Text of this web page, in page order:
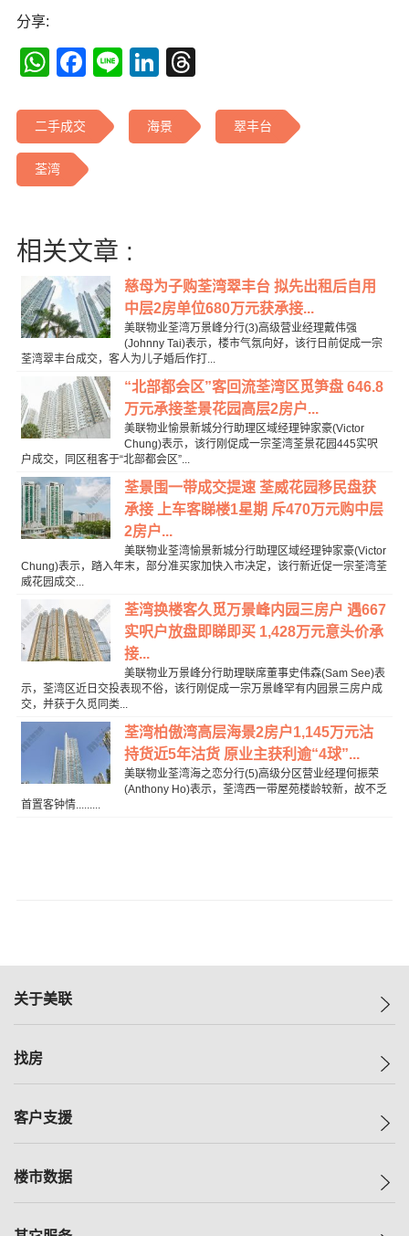
分享:
WhatsApp
Facebook
LineLinkedIn
二手成交 海景 翠丰台
荃湾
相关文章 :
慈母为子购荃湾翠丰台 拟先出租后自用
中层2房单位680万元获承接...
美联物业荃湾万景峰分行(3)高级营业经理戴伟强
(Johnny Tai)表示，楼市气氛向好，该行日前促成一宗
荃湾翠丰台成交，客人为儿子婚后作打...
“北部都会区”客回流荃湾区觅笋盘 646.8
万元承接荃景花园高层2房户...
美联物业愉景新城分行助理区域经理钟家豪(Victor
Chung)表示，该行刚促成一宗荃湾荃景花园445实呎
户成交，同区租客于“北部都会区”...
荃景围一带成交提速 荃威花园移民盘获
承接 上车客睇楼1星期 斥470万元购中层
2房户...
美联物业荃湾愉景新城分行助理区域经理钟家豪(Victor
Chung)表示，踏入年末，部分准买家加快入市决定，该行新近促一宗荃湾荃
威花园成交...
荃湾换楼客久觅万景峰内园三房户 遇667
实呎户放盘即睇即买 1,428万元意头价承
接...
美联物业万景峰分行助理联席董事史伟森(Sam See)表
示，荃湾区近日交投表现不俗，该行刚促成一宗万景峰罕有内园景三房户成
交，并获于久觅同类...
荃湾柏傲湾高层海景2房户1,145万元沽
持货近5年沽货 原业主获利逾“4球”...
美联物业荃湾海之恋分行(5)高级分区营业经理何振荣
(Anthony Ho)表示，荃湾西一带屋苑楼龄较新，故不乏
首置客钟情.........
关于美联
美联集团
人才招募
找房
一手新房
减价
客户支援
自助放盘
楼市数据
指数